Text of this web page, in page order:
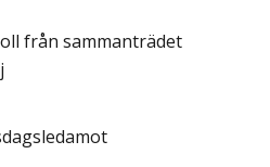
från sammanträdet